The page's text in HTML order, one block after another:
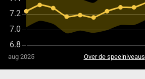
aug 2025 Over de speelniveaus